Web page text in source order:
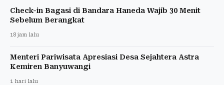
Check-in Bagasi di Bandara Haneda Wajib 30 Menit
Sebelum Berangkat
18 jam lalu
Menteri Pariwisata Apresiasi Desa Sejahtera Astra
Kemiren Banyuwangi
1 hari lalu